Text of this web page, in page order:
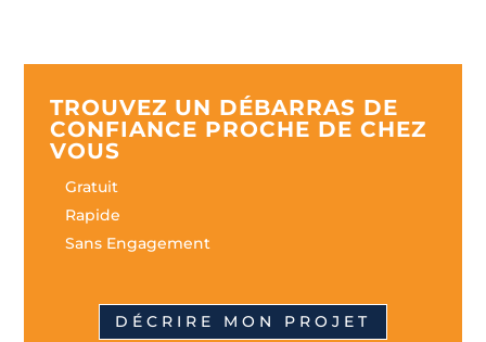
TROUVEZ UN DÉBARRAS DE
CONFIANCE PROCHE DE CHEZ
VOUS
Gratuit
Rapide
Sans Engagement
DÉCRIRE MON PROJET